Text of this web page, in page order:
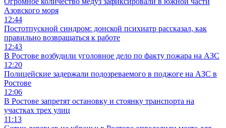
Азовского моря
12:44
Постотпускной синдром: донской психиатр рассказал, как
правильно возвращаться к работе
12:43
В Ростове возбудили уголовное дело по факту пожара на АЗС
12:20
Полицейские задержали подозреваемого в поджоге на АЗС в
Ростове
12:06
В Ростове запретят остановку и стоянку транспорта на
участках трех улиц
11:13